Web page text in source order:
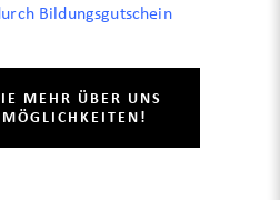
Bildungsgutschein
MEHR ÜBER UNS